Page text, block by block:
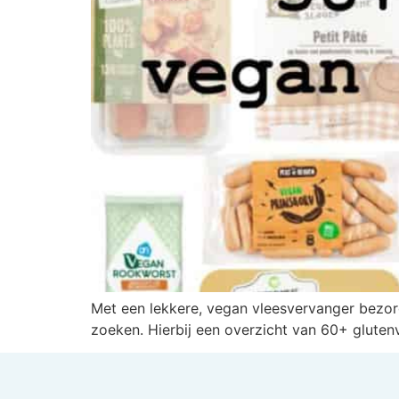
Met een lekkere, vegan vleesvervanger
zoeken. Hierbij een overzicht van 60+